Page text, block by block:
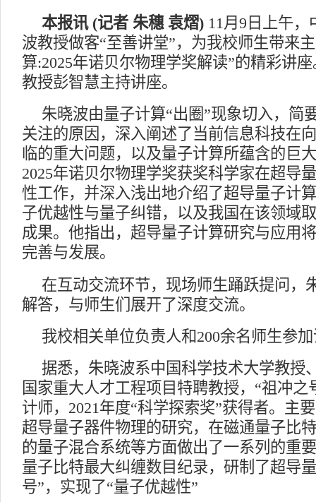
本报讯 (记者 朱穗 袁熠) 11月 9 日上午，
波教授做客“至善讲堂”，为我校师生带来
算:2025年诺贝尔物理学奖解读”的精彩讲
教授彭智慧主持讲座。
朱晓波由量子计算“出圈”现象切入，简
关注的原因，深入阐述了当前信息科技在
临的重大问题，以及量子计算所蕴含的巨
2025年诺贝尔物理学奖获奖科学家在超导
性工作，并深入浅出地介绍了超导量子计
子优越性与量子纠错，以及我国在该领域
成果。他指出，超导量子计算研究与应用
完善与发展。
在互动交流环节，现场师生踊跃提问，
解答，与师生们展开了深度交流。
我校相关单位负责人和200余名师生参
据悉，朱晓波系中国科学技术大学教授
国家重大人才工程项目特聘教授， “祖冲之
计师， 2021年度“科学探索奖”获得者。主
超导量子器件物理的研究，在磁通量子比
的量子混合系统等方面做出了一系列的重
量子比特最大纠缠数目纪录，研制了超导
号”，实现了“量子优越性”